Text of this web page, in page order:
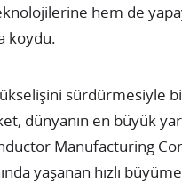
hem de
koydu.
sürdürmesiyle
dünyanın en büyük
Manufacturing
yaşanan hızlı